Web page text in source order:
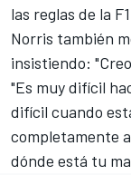
las reglas de la
Norris también
insistiendo:
"Es muy difícil
difícil cuando
completamente
dónde está tu